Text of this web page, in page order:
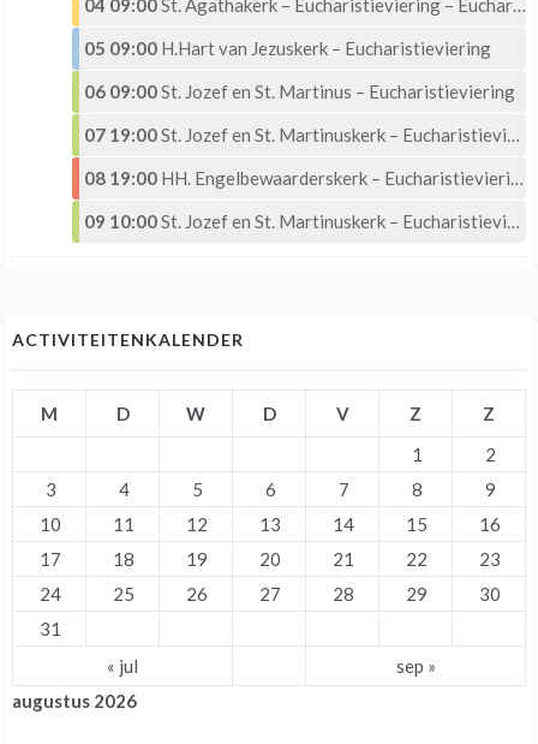
04 09:00St. Agathakerk – Eucharistieviering – Eucharistische Aanbidding
05 09:00 H.Hart van Jezuskerk – Eucharistieviering
06 09:00St. Jozef en St. Martinus – Eucharistieviering
07 19:00St. Jozef en St. Martinuskerk – Eucharistieviering met Eucharistische aanbidding
08 19:00 HH. Engelbewaarderskerk – Eucharistieviering –
09 10:00St. Jozef en St. Martinuskerk – Eucharistieviering
ACTIVITEITENKALENDER
augustus 2026
M D W D V Z
Z
1
2
3
4 5 6 7 8
9
10
11 12 13 14 15
16
17
18 19 20 21 22
23
24
25 26 27 28 29
30
31
« jul
sep »